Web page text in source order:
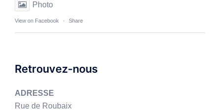
Photo
View on Facebook · Share
Retrouvez-nous
ADRESSE
Rue de Roubaix